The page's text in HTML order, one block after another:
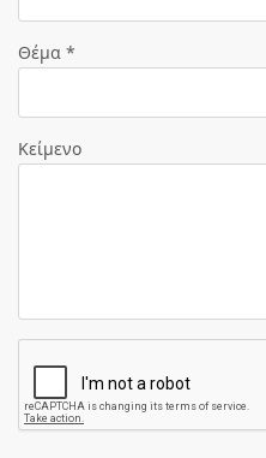
Θέμα *
Κείμενο